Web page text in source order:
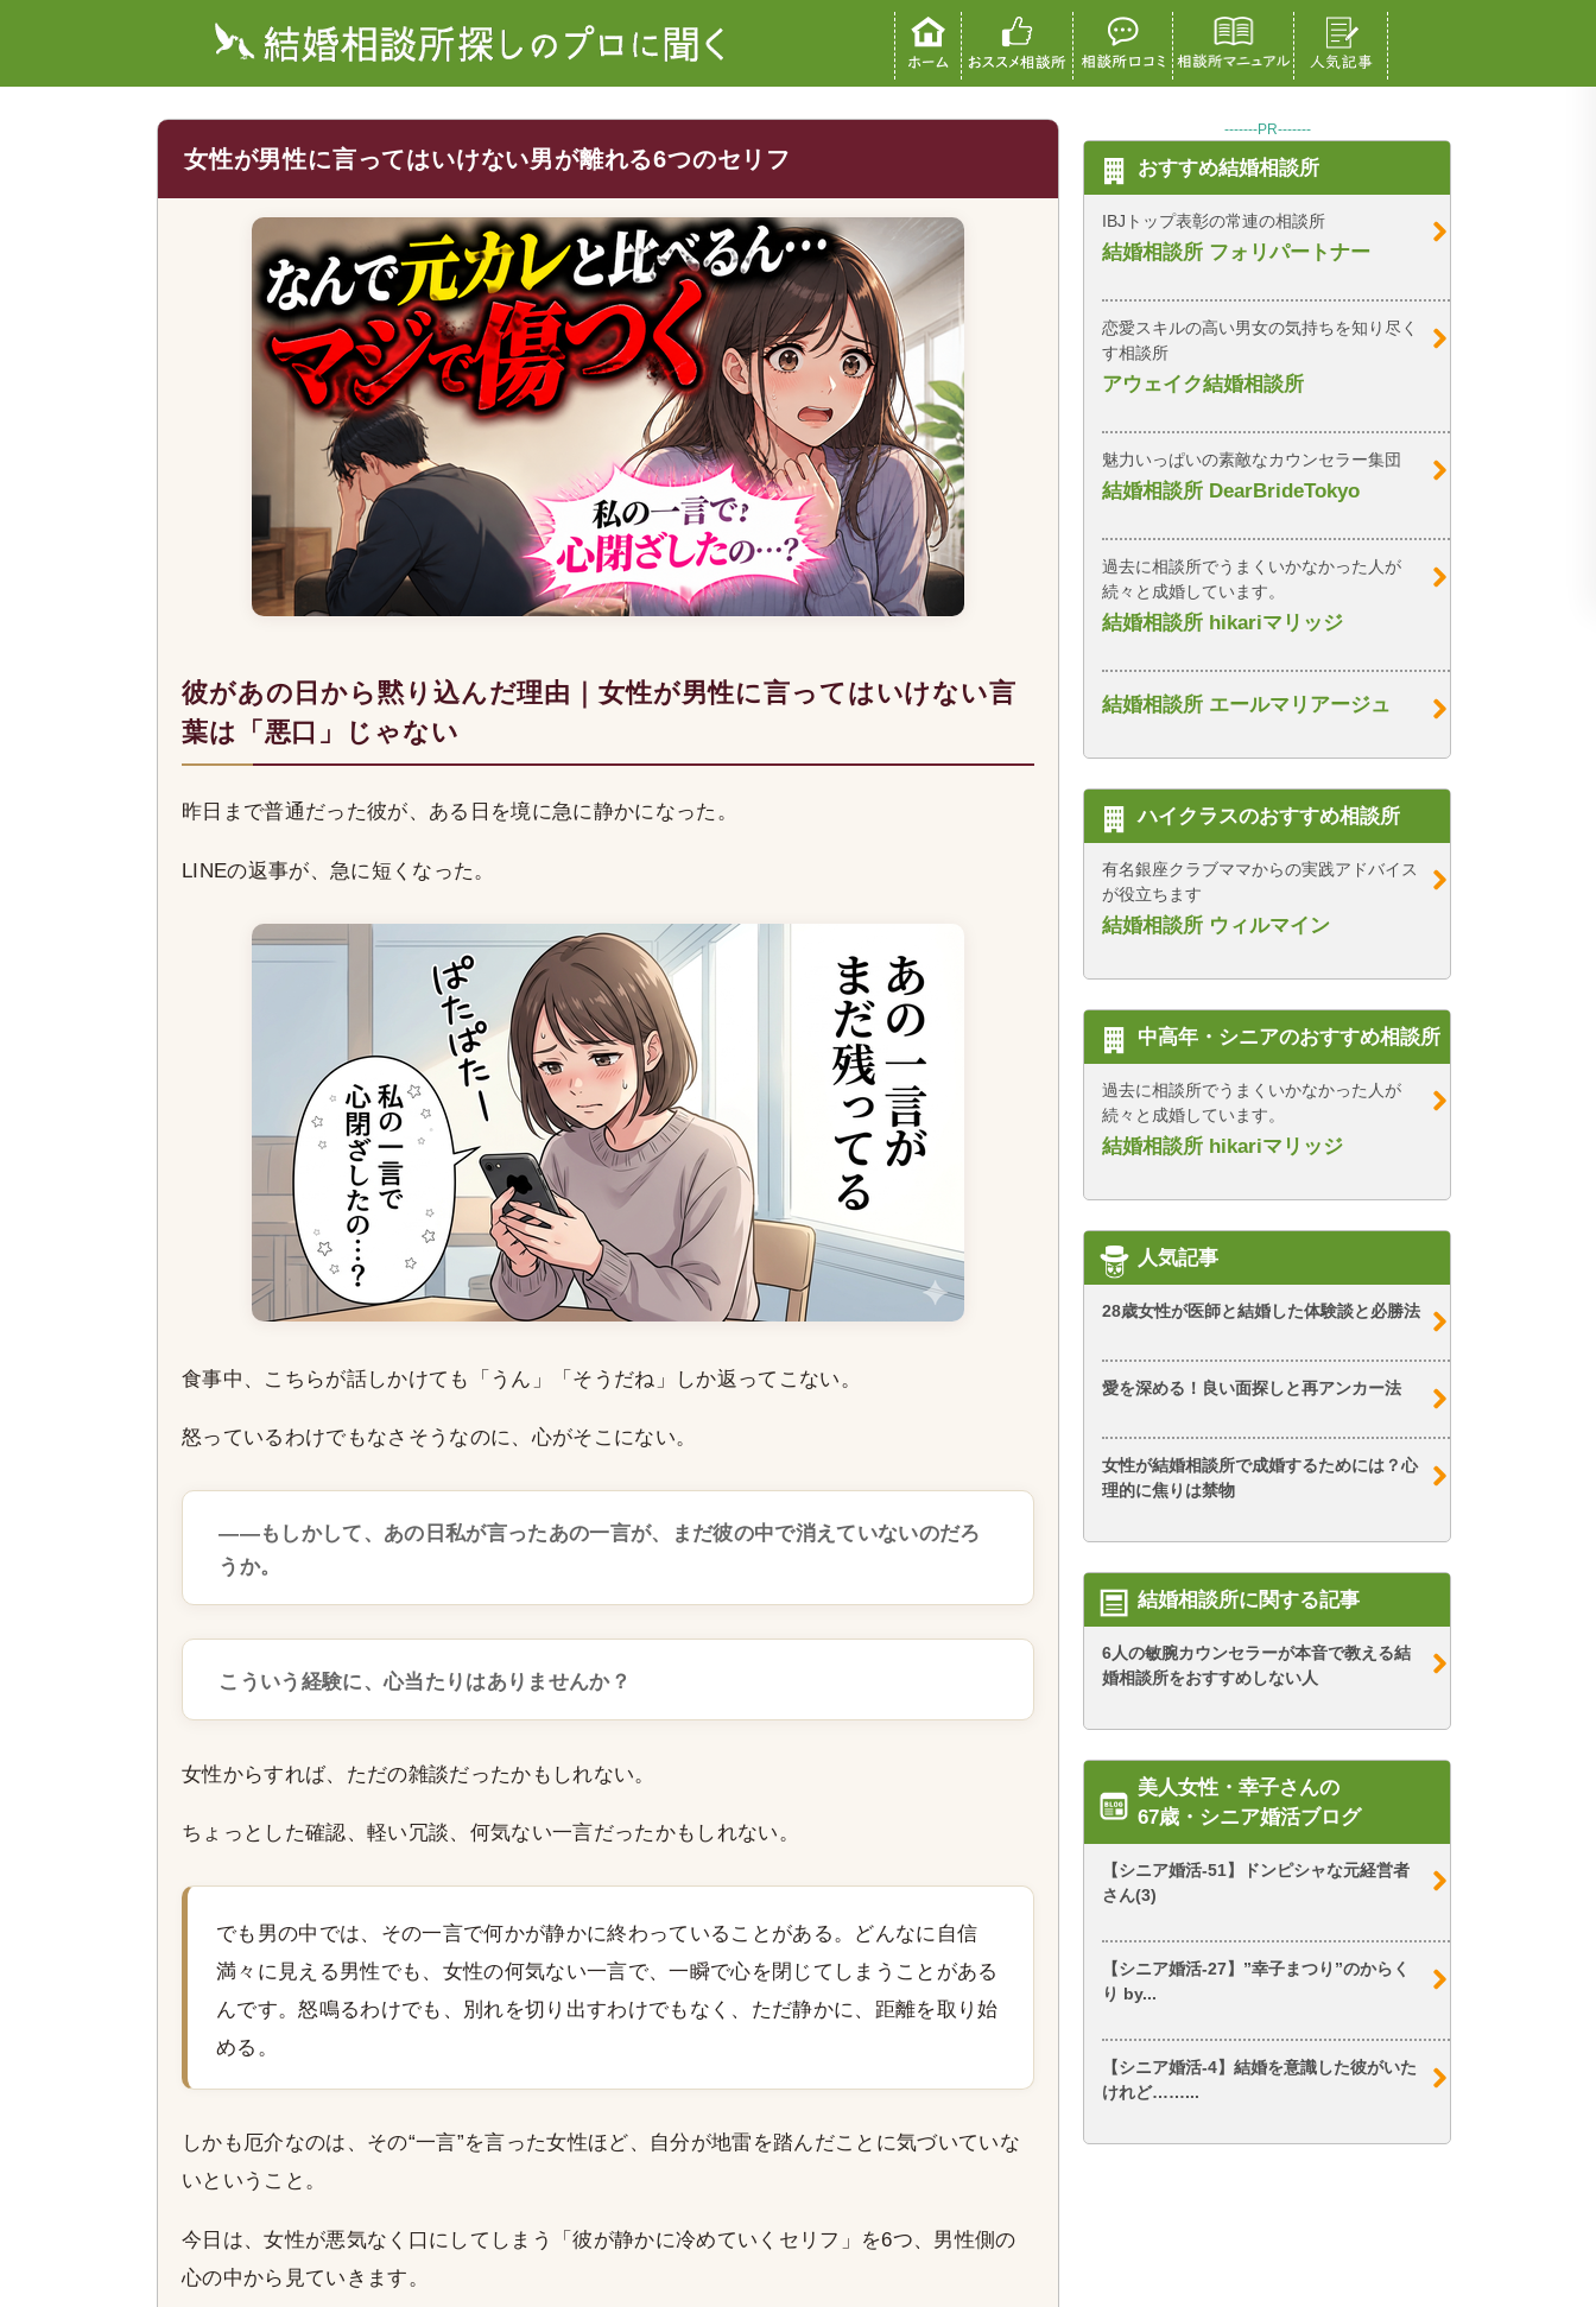
女性が男性に言ってはいけない男が離れる6つのセリフ
彼があの日から黙り込んだ理由｜女性が男性に言ってはいけない言
葉は「悪口」じゃない
昨日まで普通だった彼が、ある日を境に急に静かになった。
LINEの返事が、急に短くなった。
食事中、こちらが話しかけても「うん」「そうだね」しか返ってこない。
怒っているわけでもなさそうなのに、心がそこにない。
——もしかして、あの日私が言ったあの一言が、まだ彼の中で消えていないのだろ
うか。
こういう経験に、心当たりはありませんか？
女性からすれば、ただの雑談だったかもしれない。
ちょっとした確認、軽い冗談、何気ない一言だったかもしれない。
でも男の中では、その一言で何かが静かに終わっていることがある。どんなに自信
満々に見える男性でも、女性の何気ない一言で、一瞬で心を閉じてしまうことがある
んです。怒鳴るわけでも、別れを切り出すわけでもなく、ただ静かに、距離を取り始
める。
しかも厄介なのは、その“一言”を言った女性ほど、自分が地雷を踏んだことに気づいていな
いということ。
今日は、女性が悪気なく口にしてしまう「彼が静かに冷めていくセリフ」を6つ、男性側の
心の中から見ていきます。
-------PR-------
おすすめ結婚相談所
IBJトップ表彰の常連の相談所
結婚相談所 フォリパートナー
恋愛スキルの高い男女の気持ちを知り尽く
す相談所
アウェイク結婚相談所
魅力いっぱいの素敵なカウンセラー集団
結婚相談所 DearBrideTokyo
過去に相談所でうまくいかなかった人が
続々と成婚しています。
結婚相談所 hikariマリッジ
結婚相談所 エールマリアージュ
ハイクラスのおすすめ相談所
有名銀座クラブママからの実践アドバイス
が役立ちます
結婚相談所 ウィルマイン
中高年・シニアのおすすめ相談所
過去に相談所でうまくいかなかった人が
続々と成婚しています。
結婚相談所 hikariマリッジ
人気記事
28歳女性が医師と結婚した体験談と必勝法
愛を深める！良い面探しと再アンカー法
女性が結婚相談所で成婚するためには？心
理的に焦りは禁物
結婚相談所に関する記事
6人の敏腕カウンセラーが本音で教える結
婚相談所をおすすめしない人
美人女性・幸子さんの
67歳・シニア婚活ブログ
【シニア婚活-51】ドンピシャな元経営者
さん(3)
【シニア婚活-27】”幸子まつり”のからく
り by...
【シニア婚活-4】結婚を意識した彼がいた
けれど……...